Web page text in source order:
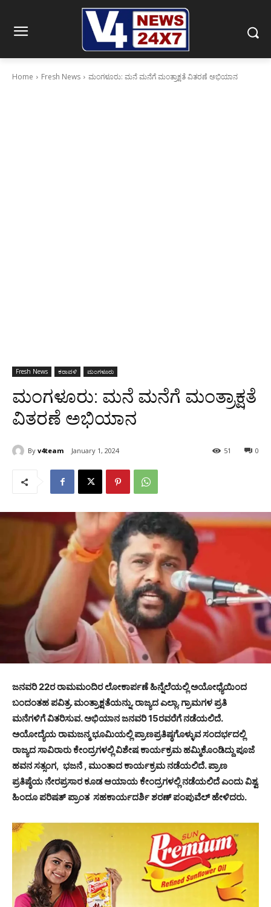
Home Fresh News ಮಂಗಳೂರು: ಮನೆ ಮನೆಗೆ ಮಂತ್ರಾಕ್ಷತೆ ವಿತರಣೆ ಅಭಿಯಾನ
Fresh News ಕರಾವಳಿ ಮಂಗಳೂರು
ಮಂಗಳೂರು: ಮನೆ ಮನೆಗೆ ಮಂತ್ರಾಕ್ಷತೆ
ವಿತರಣೆ ಅಭಿಯಾನ
By v4team January 1, 2024 0
51
ಜನವರಿ 22ರ ರಾಮಮಂದಿರ ಲೋಕಾರ್ಪಣೆ ಹಿನ್ನೆಲೆಯಲ್ಲಿ ಅಯೋಧ್ಯೆಯಿಂದ
ಬಂದಂತಹ ಪವಿತ್ರ. ಮಂತ್ರಾಕ್ಷತೆಯನ್ನು. ರಾಜ್ಯದ ಎಲ್ಲಾ. ಗ್ರಾಮಗಳ ಪ್ರತಿ
ಮನೆಗಳಿಗೆ ವಿತರಿಸುವ. ಅಭಿಯಾನ ಜನವರಿ 15ರವರೆಗೆ ನಡೆಯಲಿದೆ.
ಅಯೋದ್ಯೆಯ ರಾಮಜನ್ಮ ಭೂಮಿಯಲ್ಲಿ ಪ್ರಾಣಪ್ರತಿಷ್ಠಗೊಳ್ಳುವ ಸಂದರ್ಭದಲ್ಲಿ
ರಾಜ್ಯದ ಸಾವಿರಾರು ಕೇಂದ್ರಗಳಲ್ಲಿ ವಿಶೇಷ ಕಾರ್ಯಕ್ರಮ ಹಮ್ಮಿಕೊಂಡಿದ್ದು ಪೂಜೆ
ಹವನ ಸತ್ಸಂಗ, ಭಜನೆ , ಮುಂತಾದ ಕಾರ್ಯಕ್ರಮ ನಡೆಯಲಿದೆ. ಪ್ರಾಣ
ಪ್ರತಿಷ್ಠೆಯ ನೇರಪ್ರಸಾರ ಕೂಡ ಆಯಾಯ ಕೇಂದ್ರಗಳಲ್ಲಿ ನಡೆಯಲಿದೆ ಎಂದು ವಿಶ್ವ
ಹಿಂದೂ ಪರಿಷತ್ ಪ್ರಾಂತ ಸಹಕಾರ್ಯದರ್ಶಿ ಶರಣ್ ಪಂಪುವೆಲ್ ಹೇಳಿದರು.